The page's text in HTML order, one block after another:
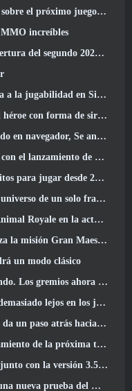
Nivelación en solitario: KARMA en la Anime Expo
MMO increíbles
de expansión con bloqueo de tiempo
en Silver Palace
llegará en SS13: Recuperación de la vista
anuncia el universo Ragnarok
de un nuevo mapa del desierto
¿Todavía vale la pena jugar? 2026?
Eve Online ahora es de código abierto
la actualización 'Super Natural'
Poniendo fin a una línea de búsqueda de 20 años
un modo clásico
están disponibles en Eterspire
en los juegos gratuitos??
un juego de mesa de fantasía
temporada “Undiscovered”
la versión 3.5 Actualizar
de la vieja escuela, Persistir en línea